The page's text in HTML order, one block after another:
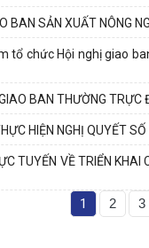
BAN SẢN XUẤT NÔNG
tổ chức Hội nghị giao
BAN THƯỜNG TRỰC
HIỆN NGHỊ QUYẾT
TUYẾN VỀ TRIỂN
1 2 3